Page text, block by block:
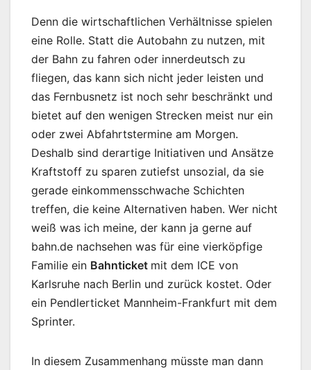
Denn die wirtschaftlichen Verhältnisse spielen
eine Rolle. Statt die Autobahn zu nutzen, mit
der Bahn zu fahren oder innerdeutsch zu
fliegen, das kann sich nicht jeder leisten und
das Fernbusnetz ist noch sehr beschränkt und
bietet auf den wenigen Strecken meist nur ein
oder zwei Abfahrtstermine am Morgen.
Deshalb sind derartige Initiativen und Ansätze
Kraftstoff zu sparen zutiefst unsozial, da sie
gerade einkommensschwache Schichten
treffen, die keine Alternativen haben. Wer nicht
weiß was ich meine, der kann ja gerne auf
bahn.de nachsehen was für eine vierköpfige
Familie ein Bahnticket mit dem ICE von
Karlsruhe nach Berlin und zurück kostet. Oder
ein Pendlerticket Mannheim-Frankfurt mit dem
Sprinter.
In diesem Zusammenhang müsste man dann